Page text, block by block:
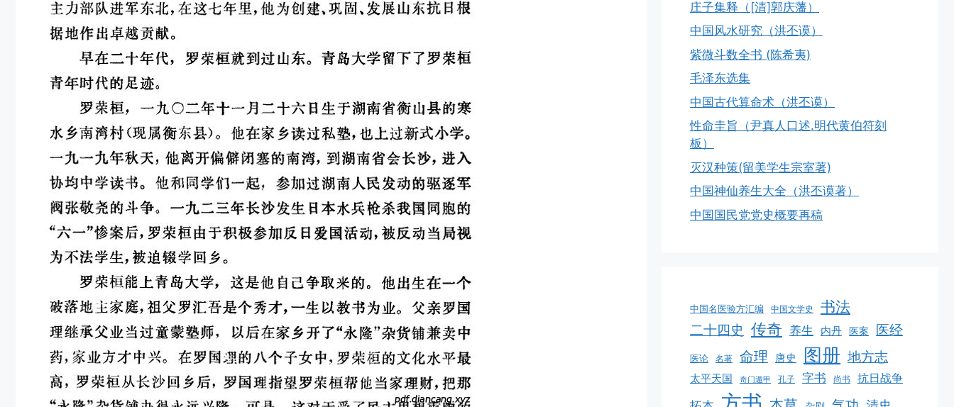
庄子集释（[清]郭庆藩）
中国风水研究（洪丕谟）
紫微斗数全书 (陈希夷)
毛泽东选集
中国古代算命术（洪丕谟）
性命圭旨（尹真人口述.明代黄伯符刻
板）
灭汉种策(留美学生宗室著)
中国神仙养生大全（洪丕谟著）
中国国民党党史概要再稿
中国名医验方汇编 中国文学史 书法
二十四史 传奇 养生 内丹 医案 医经
医论 名著 命理 唐史 图册 地方志
太平天国 奇门遁甲 孔子 字书 尚书 抗日战争
方书